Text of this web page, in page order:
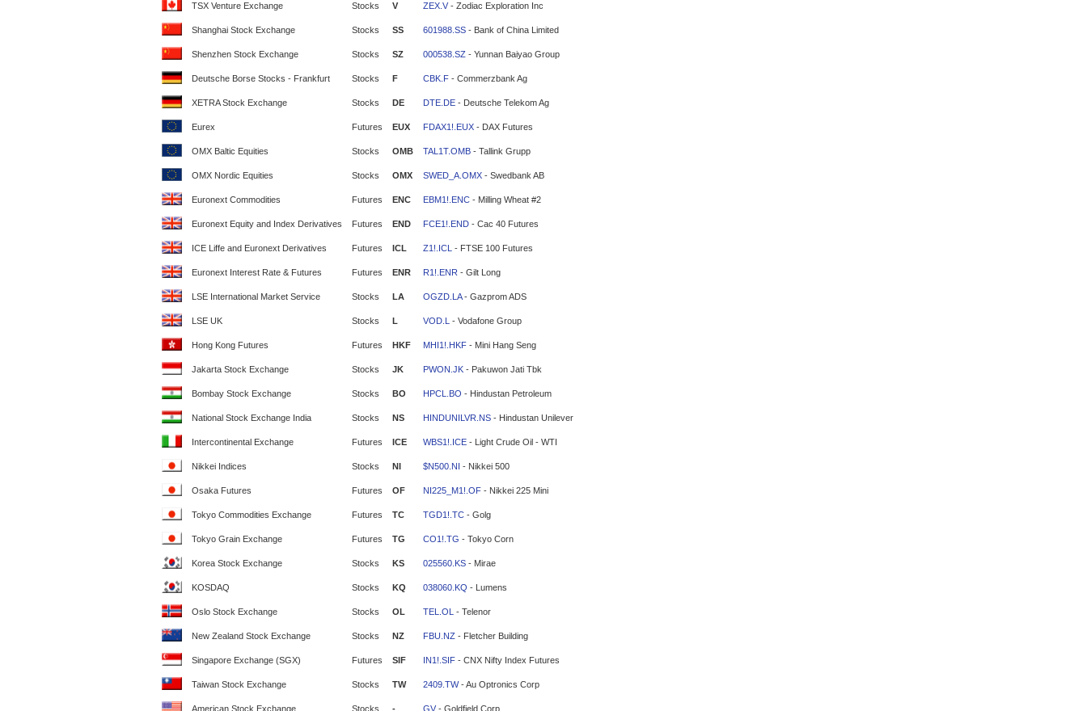
TSX Venture Exchange Stocks V ZEX.V - Zodiac Exploration Inc
Shanghai Stock Exchange Stocks SS 601988.SS - Bank of China Limited
Shenzhen Stock Exchange Stocks SZ 000538.SZ - Yunnan Baiyao Group
Deutsche Borse Stocks - Frankfurt Stocks F CBK.F - Commerzbank Ag
XETRA Stock Exchange Stocks DE DTE.DE - Deutsche Telekom Ag
Eurex Futures EUX FDAX1!.EUX - DAX Futures
OMX Baltic Equities Stocks OMB TAL1T.OMB - Tallink Grupp
OMX Nordic Equities Stocks OMX SWED_A.OMX - Swedbank AB
Euronext Commodities Futures ENC EBM1!.ENC - Milling Wheat #2
Euronext Equity and Index Derivatives Futures END FCE1!.END - Cac 40 Futures
ICE Liffe and Euronext Derivatives Futures ICL Z1!.ICL - FTSE 100 Futures
Euronext Interest Rate & Futures Futures ENR R1!.ENR - Gilt Long
LSE International Market Service Stocks LA OGZD.LA- Gazprom ADS
LSE UK Stocks L VOD.L - Vodafone Group
Hong Kong Futures Futures HKF MHI1!.HKF - Mini Hang Seng
Jakarta Stock Exchange Stocks JK PWON.JK - Pakuwon Jati Tbk
Bombay Stock Exchange Stocks BO HPCL.BO - Hindustan Petroleum
National Stock Exchange India Stocks NS HINDUNILVR.NS - Hindustan Unilever
Intercontinental Exchange Futures ICE WBS1!.ICE - Light Crude Oil - WTI
Nikkei Indices Stocks NI $N500.NI - Nikkei 500
Osaka Futures Futures OF NI225_M1!.OF - Nikkei 225 Mini
Tokyo Commodities Exchange Futures TC TGD1!.TC - Golg
Tokyo Grain Exchange Futures TG CO1!.TG - Tokyo Corn
Korea Stock Exchange Stocks KS 025560.KS - Mirae
KOSDAQ Stocks KQ 038060.KQ - Lumens
Oslo Stock Exchange Stocks OL TEL.OL - Telenor
New Zealand Stock Exchange Stocks NZ FBU.NZ - Fletcher Building
Singapore Exchange (SGX) Futures SIF IN1!.SIF - CNX Nifty Index Futures
Taiwan Stock Exchange Stocks TW 2409.TW- Au Optronics Corp
American Stock Exchange Stocks - GV - Goldfield Corp